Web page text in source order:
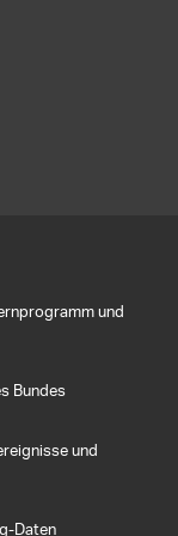
und
Bundes
und